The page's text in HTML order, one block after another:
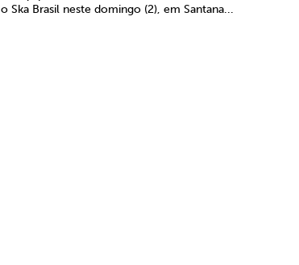
o Ska Brasil neste domingo (2), em Santana...